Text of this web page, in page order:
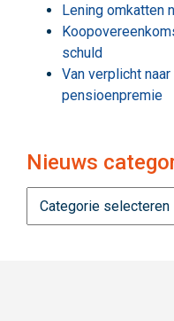
Lening omkatten
schuld
Van verplicht
pensioenpremie
Nieuws
categorieën